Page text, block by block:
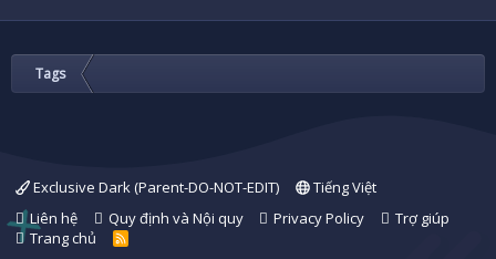
Tags
Exclusive Dark (Parent-DO-NOT-EDIT)
Tiếng Việt
Liên hệ
Quy định và Nội quy Privacy Policy
Trợ giúp
Trang chủ
R